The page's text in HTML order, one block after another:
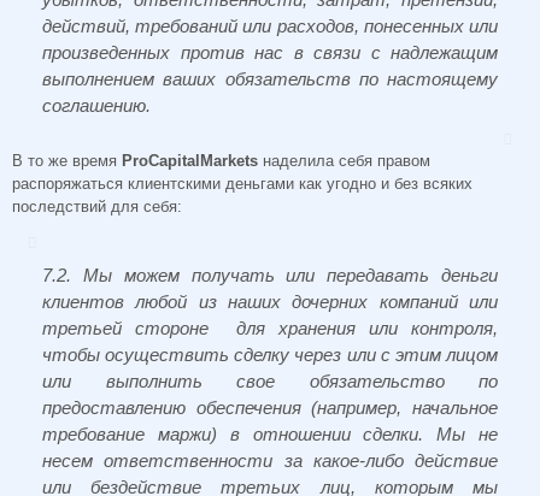
действий, требований или расходов, понесенных или
произведенных против нас в связи с надлежащим
выполнением ваших обязательств по настоящему
соглашению.
В то же время ProCapitalMarkets наделила себя правом
распоряжаться клиентскими деньгами как угодно и без всяких
последствий для себя:
7.2. Мы можем получать или передавать деньги
клиентов любой из наших дочерних компаний или
третьей стороне для хранения или контроля,
чтобы осуществить сделку через или с этим лицом
или выполнить свое обязательство по
предоставлению обеспечения (например, начальное
требование маржи) в отношении сделки. Мы не
несем ответственности за какое-либо действие
или бездействие третьих лиц, которым мы